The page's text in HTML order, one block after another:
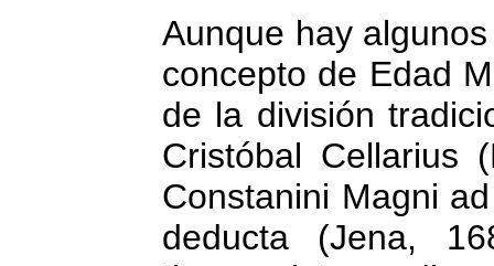
Aunque hay
concepto de Edad
de la división
Cristóbal Cellarius
Constanini Magni
deducta (Jena,